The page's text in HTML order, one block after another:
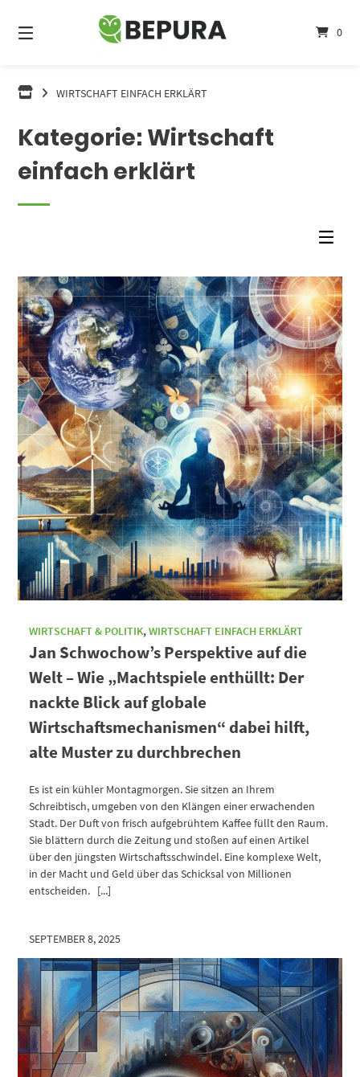
zum
Inhalt
0
WIRTSCHAFT EINFACH ERKLÄRT
Kategorie: Wirtschaft
einfach erklärt
WIRTSCHAFT & POLITIK,WIRTSCHAFT EINFACH ERKLÄRT
Jan Schwochow’s Perspektive auf die
Welt – Wie „Machtspiele enthüllt: Der
nackte Blick auf globale
Wirtschaftsmechanismen“ dabei hilft,
alte Muster zu durchbrechen
Es ist ein kühler Montagmorgen. Sie sitzen an Ihrem
Schreibtisch, umgeben von den Klängen einer erwachenden
Stadt. Der Duft von frisch aufgebrühtem Kaffee füllt den Raum.
Sie blättern durch die Zeitung und stoßen auf einen Artikel
über den jüngsten Wirtschaftsschwindel. Eine komplexe Welt,
in der Macht und Geld über das Schicksal von Millionen
entscheiden. [...]
SEPTEMBER 8, 2025